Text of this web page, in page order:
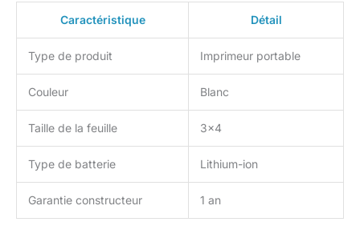
GIF en mouvement, etc.
Cet ensemble comprend:
1 imprimante Lifeprint, 1
paquet de 40, 1 étui
Scrapbooking Scissors,
marqueurs, un jeu de 50
autocollants, un album
photo, un jeu de 6
rubans d’administration,
Caractéristique Détail
Type de produit Imprimeur portable
Couleur Blanc
Taille de la feuille 3×4
Type de batterie Lithium-ion
Garantie constructeur 1 an